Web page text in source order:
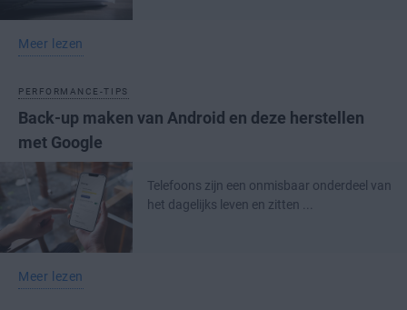
Meer lezen
PERFORMANCE-TIPS
Back-up maken van Android en deze herstellen
met Google
Telefoons zijn een onmisbaar onderdeel van
het dagelijks leven en zitten ...
Meer lezen